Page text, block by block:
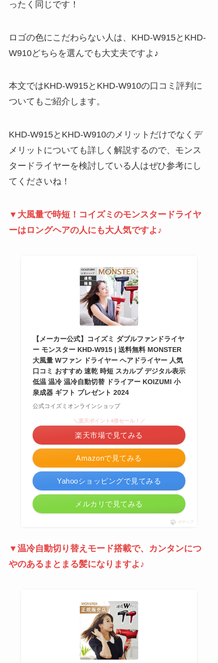
ったく同じです！
ロゴの色にこだわらない人は、KHD-W915とKHD-
W910どちらを選んでも大丈夫ですよ♪
本文ではKHD-W915とKHD-W910の口コミ評判に
ついてもご紹介します。
KHD-W915とKHD-W910のメリットだけでなくデ
メリットについても詳しく解説するので、モンス
タードライヤーを検討している人はぜひ参考にし
てくださいね！
▼大風量で時短！コイズミのモンスタードライヤ
ーはロングヘアの人にも大人気ですよ♪
【メーカー公式】コイズミ ダブルファンドライヤ
ー モンスター KHD-W915 | 送料無料 MONSTER
大風量 Wファン ドライヤー ヘアドライヤー 人気
口コミ おすすめ 速乾 時短 スカルプ デジタル表示
低温 温冷 温冷自動切替 ドライアー KOIZUMI 小
泉成器 ギフト プレゼント 2024
公式コイズミオンラインショップ
Amazonで見てみる
＼楽天ポイント4倍セール！／
楽天市場で見てみる
Yahooショッピングで見てみる
メルカリで見てみる
ポチップ
▼温冷自動切り替えモード搭載で、カンタンにつ
やのあるまとまる髪になりますよ♪